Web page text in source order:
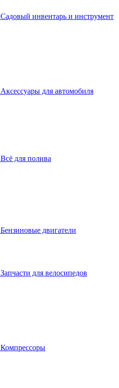
Садовый инвентарь и инструмент
Аксессуары для автомобиля
Всё для полива
Бензиновые двигатели
Запчасти для велосипедов
Компрессоры